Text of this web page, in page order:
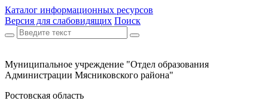
Каталог информационных ресурсов
Версия для слабовидящих Поиск
Муниципальное учреждение "Отдел образования
Администрации Мясниковского района"
Ростовская область